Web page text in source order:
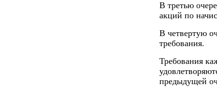
В третью
акций по
В четвертую
требования.
Требования
предыдущей